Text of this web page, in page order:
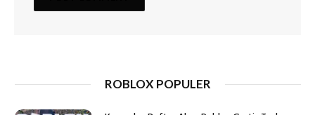
ROBLOX POPULER